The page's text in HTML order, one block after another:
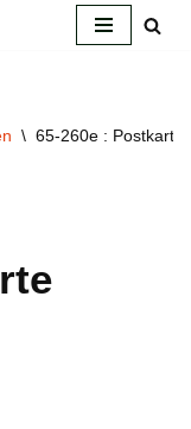
\ 65-260e : Postkarte